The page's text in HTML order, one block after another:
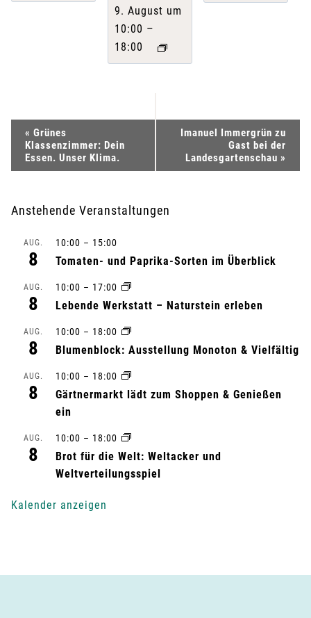
9. August um
10:00 –
18:00
a
a
« Grünes
Klassenzimmer: Dein
Essen. Unser Klima.
Imanuel Immergrün zu
Gast bei der
Landesgartenschau »
Anstehende Veranstaltungen
AUG.
8
10:00 – 15:00
Tomaten- und Paprika-Sorten im Überblick
AUG.
8
10:00 – 17:00
Lebende Werkstatt – Naturstein erleben
AUG.
8
10:00 – 18:00
Blumenblock: Ausstellung Monoton & Vielfältig
AUG.
8
10:00 – 18:00
Gärtnermarkt lädt zum Shoppen & Genießen
ein
AUG.
8
10:00 – 18:00
Brot für die Welt: Weltacker und
Weltverteilungsspiel
Kalender anzeigen